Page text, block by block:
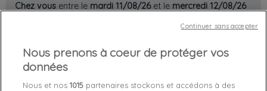
Chez vous entre le mardi 11/08/26et le mercredi 12/08/26
Nous prenons à coeur de protéger vos
données
Nous et nos1015 partenaires stockons et accédons à des
Continuer sans accepter